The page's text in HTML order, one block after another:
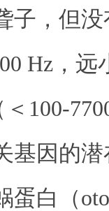
子，但
Hz，远
100-
基因的
蛋白（